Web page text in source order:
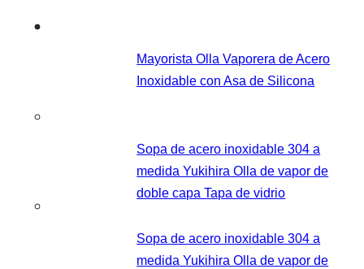
Mayorista Olla Vaporera de Acero
Inoxidable con Asa de Silicona
Sopa de acero inoxidable 304 a
medida Yukihira Olla de vapor de
doble capa Tapa de vidrio
Sopa de acero inoxidable 304 a
medida Yukihira Olla de vapor de